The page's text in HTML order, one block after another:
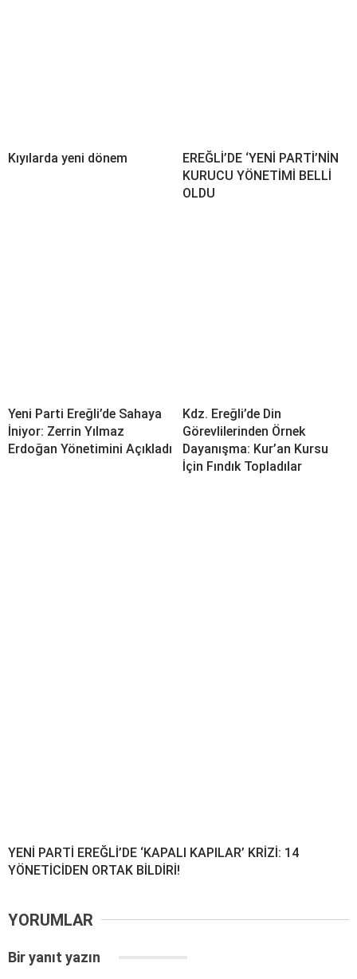
Kıyılarda yeni dönem
EREĞLİ’DE ‘YENİ PARTİ’NİN
KURUCU YÖNETİMİ BELLİ
OLDU
Yeni Parti Ereğli’de Sahaya
İniyor: Zerrin Yılmaz
Erdoğan Yönetimini Açıkladı
Kdz. Ereğli’de Din
Görevlilerinden Örnek
Dayanışma: Kur’an Kursu
İçin Fındık Topladılar
YENİ PARTİ EREĞLİ’DE ‘KAPALI KAPILAR’ KRİZİ: 14
YÖNETİCİDEN ORTAK BİLDİRİ!
YORUMLAR
Bir yanıt yazın